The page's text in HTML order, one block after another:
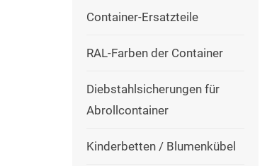
Container-Ersatzteile
RAL-Farben der Container
Diebstahlsicherungen für
Abrollcontainer
Kinderbetten / Blumenkübel